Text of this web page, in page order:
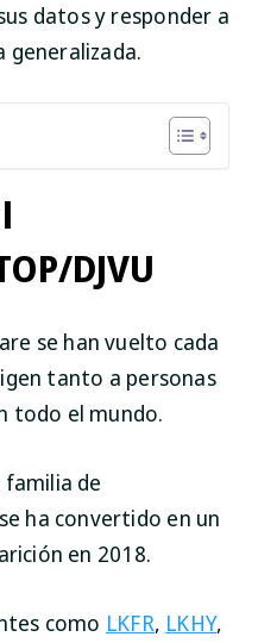
datos y responder a
generalizada.
DJVU
se han vuelto cada
tanto a personas
todo el mundo.
familia de
ha convertido en un
en 2018.
como LKFR, LKHY,